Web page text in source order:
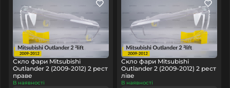
Скло фари Mitsubishi
Outlander 2 (2009-2012) 2 рест
праве
В наявності
Скло фари Mitsubishi
Outlander 2 (2009-2012) 2 рест
ліве
В наявності